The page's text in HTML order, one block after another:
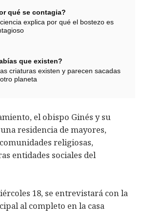
qué se contagia?
explica por qué el bostezo es
que existen?
criaturas existen y parecen sacadas
planeta
el obispo Ginés y su
residencia de mayores,
religiosas,
entidades sociales del
18, se entrevistará con la
al completo en la casa